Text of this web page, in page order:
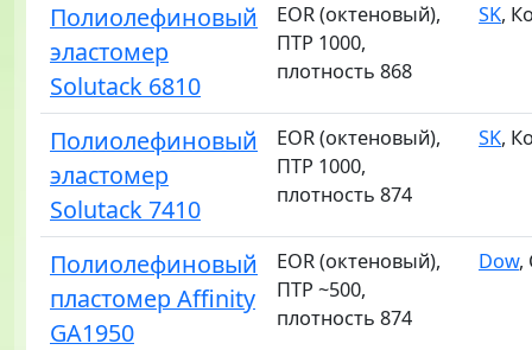
Полиолефиновый
эластомер
Solutack 6810
EOR (октеновый),
ПТР 1000,
плотность 868
SK,
Полиолефиновый
эластомер
Solutack 7410
EOR (октеновый),
ПТР 1000,
плотность 874
SK,
Полиолефиновый
пластомер Affinity
GA1950
EOR (октеновый),
ПТР ~500,
плотность 874
Dow,